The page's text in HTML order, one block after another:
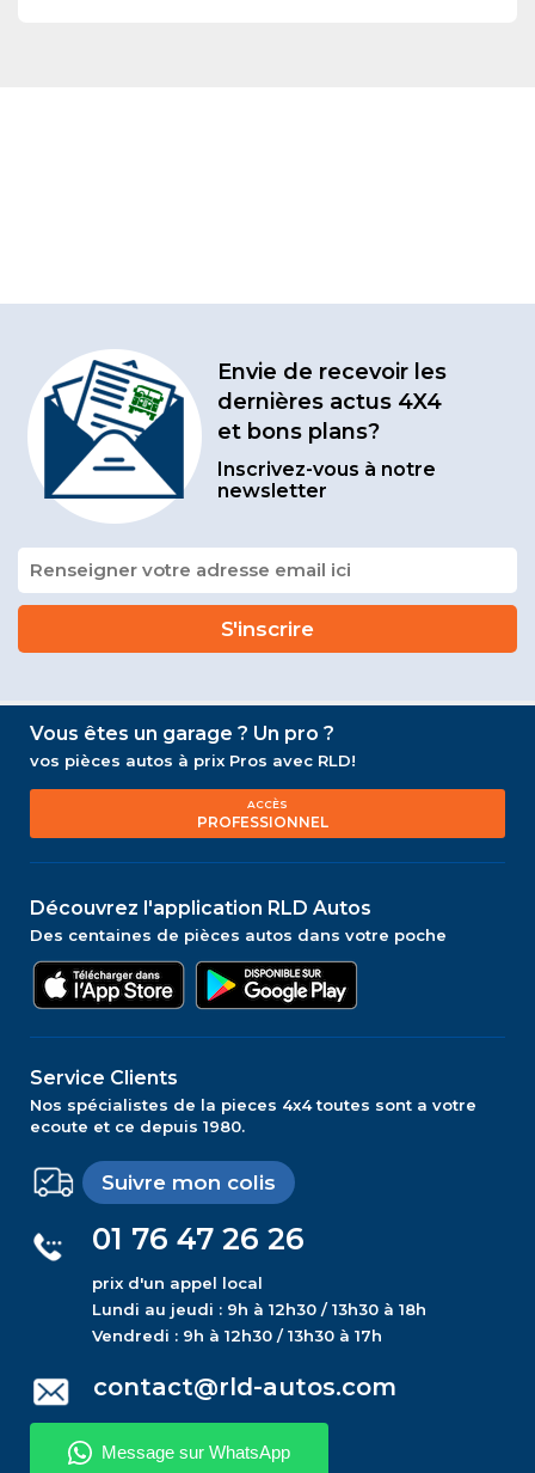
Envie de recevoir les
dernières actus 4X4
et bons plans?
Inscrivez-vous à notre
newsletter
Vous êtes un garage ? Un pro ?
vos pièces autos à prix Pros avec RLD!
ACCÈS
PROFESSIONNEL
Découvrez l'application RLD Autos
Des centaines de pièces autos dans votre poche
Service Clients
Nos spécialistes de la pieces 4x4 toutes sont a votre
ecoute et ce depuis 1980.
Suivre mon colis
01 76 47 26 26
prix d'un appel local
Lundi au jeudi : 9h à 12h30 / 13h30 à 18h
Vendredi : 9h à 12h30 / 13h30 à 17h
contact@rld-autos.com